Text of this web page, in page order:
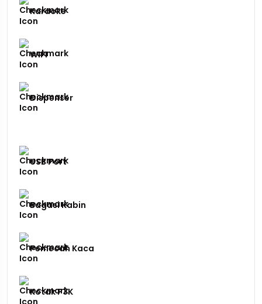
Karaoke
WIFI
Dispenser
USB Port
Bagasi Kabin
Pemecah Kaca
Kotak P3K